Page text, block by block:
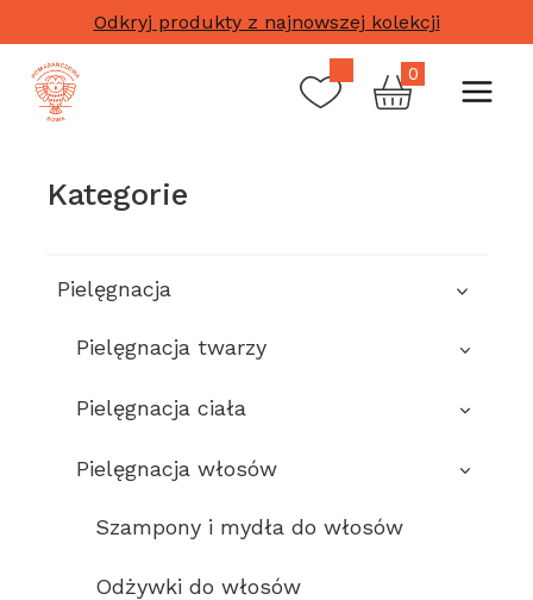
do
treści
Odkryj produkty z najnowszej kolekcji
0
Kategorie
Pielęgnacja
Pielęgnacja twarzy
Pielęgnacja ciała
Pielęgnacja włosów
Szampony i mydła do włosów
Odżywki do włosów